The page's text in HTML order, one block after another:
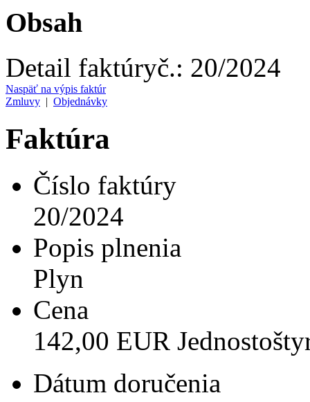
Obsah
Detail faktúryč.: 20/2024
Naspäť na výpis faktúr
Zmluvy | Objednávky
Faktúra
Číslo faktúry
20/2024
Popis plnenia
Plyn
Cena
142,00 EUR
Dátum doručenia